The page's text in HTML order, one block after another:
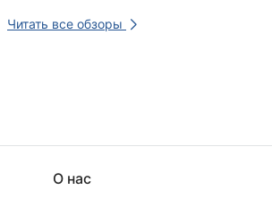
Читать все обзоры
О нас